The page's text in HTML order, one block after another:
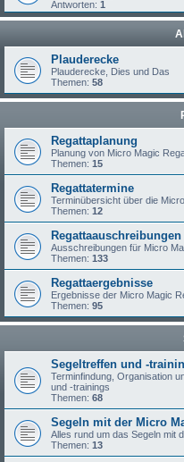
Antworten: 1
Plauderecke
Plauderecke, Dies und Das
Themen: 58
Regattaplanung
Planung von Micro Magic
Themen: 15
Regattatermine
Terminübersicht über die
Themen: 12
Regattaauschreibungen
Ausschreibungen für Micro
Themen: 133
Regattaergebnisse
Ergebnisse der Micro Magic
Themen: 95
Segeltreffen und -
Terminfindung, Organisation
und -trainings
Themen: 68
Segeln mit der Micro
Alles rund um das Segeln mit
Themen: 13